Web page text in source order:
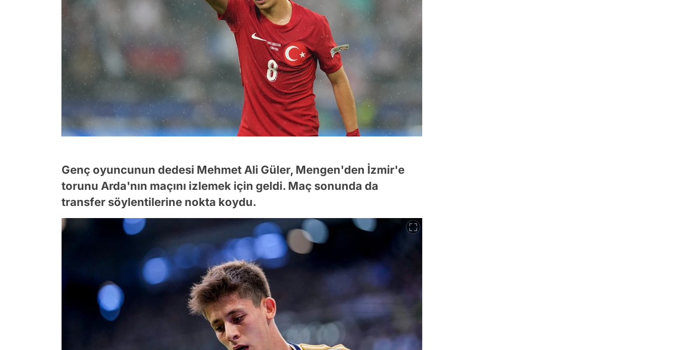
Genç oyuncunun dedesi Mehmet Ali Güler, Mengen'den İzmir'e
torunu Arda'nın maçını izlemek için geldi. Maç sonunda da
transfer söylentilerine nokta koydu.